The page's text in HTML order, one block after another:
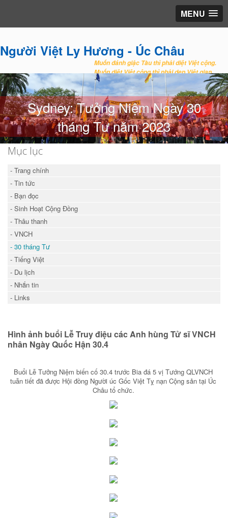
MENU
Người Việt Ly Hương - Úc Châu
Muốn đánh giặc Tàu thì phải diệt Việt cộng.
Muốn diệt Việt cộng thì phải dẹp Việt gian.
Sydney: Tưởng Niệm Ngày 30
tháng Tư năm 2023
Mục lục
- Trang chính
- Tin tức
- Bạn đọc
- Sinh Hoạt Cộng Đồng
- Thâu thanh
- VNCH
- 30 tháng Tư
- Tiếng Việt
- Du lịch
- Nhắn tin
- Links
Hình ảnh buổi Lễ Truy điệu các Anh hùng Tử sĩ VNCH
nhân Ngày Quốc Hận 30.4
Buổi Lễ Tưởng Niệm biến cố 30.4 trước Bia đá 5 vị Tướng QLVNCH
tuẫn tiết đã được Hội đồng Người úc Gốc Việt Tỵ nạn Cộng sản tại Úc
Châu tổ chức.